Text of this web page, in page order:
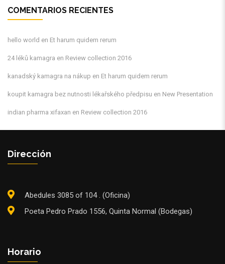
COMENTARIOS RECIENTES
hello world en Et harum quidem rerum
24 léků kamagra en Review collection 2016
kanadský kamagra na nákup en Et harum quidem rerum
koupit kamagra bez nutnosti lékařského předpisu en New Presentation
indian pharma xifaxan en Review collection 2016
Dirección
Abedules 3085 of 104 . (Oficina)
Poeta Pedro Prado 1556, Quinta Normal (Bodegas)
Horario